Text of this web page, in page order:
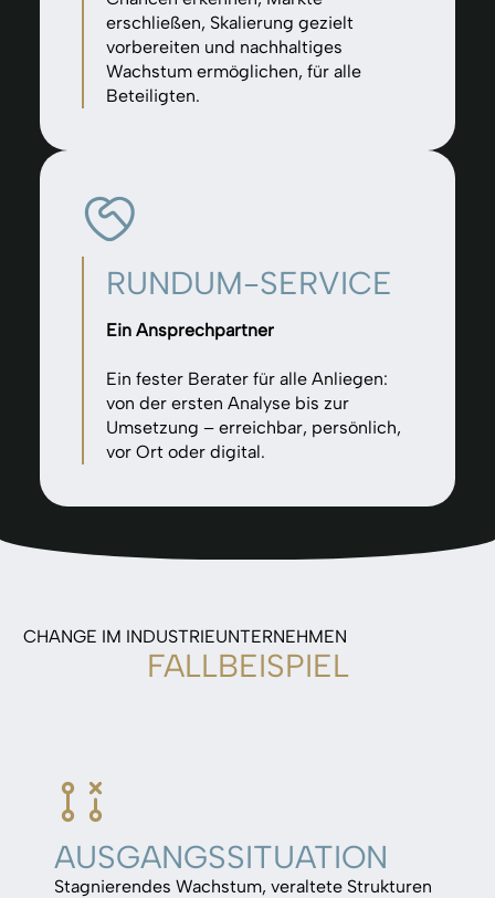
erschließen, Skalierung gezielt
vorbereiten und nachhaltiges
Wachstum ermöglichen, für alle
Beteiligten.
RUNDUM-SERVICE
Ein Ansprechpartner
Ein fester Berater für alle Anliegen:
von der ersten Analyse bis zur
Umsetzung – erreichbar, persönlich,
vor Ort oder digital.
CHANGE IM INDUSTRIEUNTERNEHMEN
FALLBEISPIEL
AUSGANGS­SITUATION
Stagnierendes Wachstum, veraltete Strukturen